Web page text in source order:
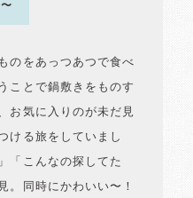
のをあっつあつで食べ
ことで鍋敷きをものす
お気に入りのが未だ見
ける旅をしていまし
「こんなの探してた
。同時にかわいい〜！